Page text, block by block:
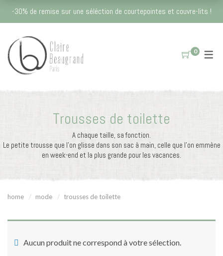
LA BOUTIQUE
La table
Nappes
Coussins et plaids
Couvre-lits
Plaids et coussins en kantha
Coussins pour les yeux
Echarpes / Pareos
SAVOIR-FAIRE
Savoir-Faire
Le kantha
Le Rose
-30% de remise sur une séléction de courtepointes et couvre-lits !
0
Trousses de toilette
A chaque taille, sa fonction.
Le petite trousse que l’on glisse dans son sac à main, celle que l’on emmène
en week-end et la plus grande pour les vacances.
home mode trousses de toilette
Aucun produit ne correspond à votre sélection.